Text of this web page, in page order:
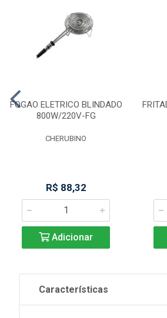
FOGAO ELETRICO BLINDADO
800W/220V-FG
CHERUBINO
R$ 88,32
Adicionar
Características